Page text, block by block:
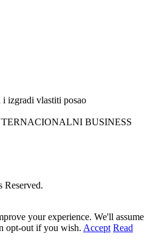
i izgradi vlastiti posao
BUSINESS
your experience. We'll assume
opt-out if you wish. Accept Read